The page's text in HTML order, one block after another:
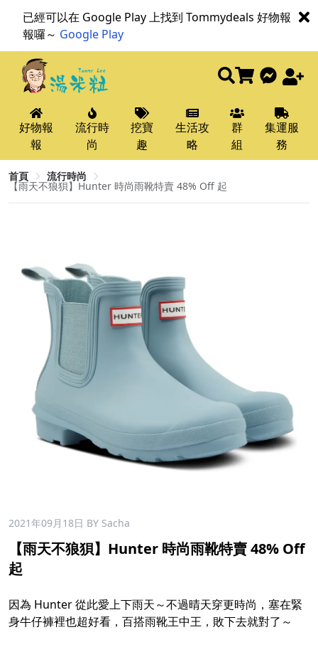
已經可以在 Google Play 上找到 Tommydeals 好物報
報囉～ Google Play
好物報
報
流行時
尚
挖寶
趣
生活攻
略
群
組
集運服
務
首頁 流行時尚
【雨天不狼狽】Hunter 時尚雨靴特賣 48% Off 起
2021年09月18日 BY Sacha
【雨天不狼狽】Hunter 時尚雨靴特賣 48% Off
起
因為 Hunter 從此愛上下雨天～不過晴天穿更時尚，塞在緊
身牛仔褲裡也超好看，百搭雨靴王中王，敗下去就對了～